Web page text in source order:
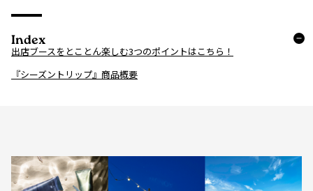
Index
出店ブースをとことん楽しむ3つのポイントはこちら！
『シーズントリップ』商品概要